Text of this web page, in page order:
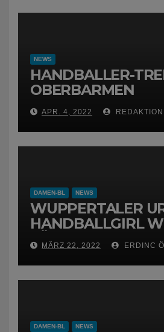
NEWS
HANDBALLER-
OBERBARMEN
APR. 4, 2022 REDAKTION
DAMEN-BL NEWS
WUPPERTALER
HANDBALLGIRL
FÜCHSIN
MÄRZ 22, 2022 ERDINC
DAMEN-BL NEWS